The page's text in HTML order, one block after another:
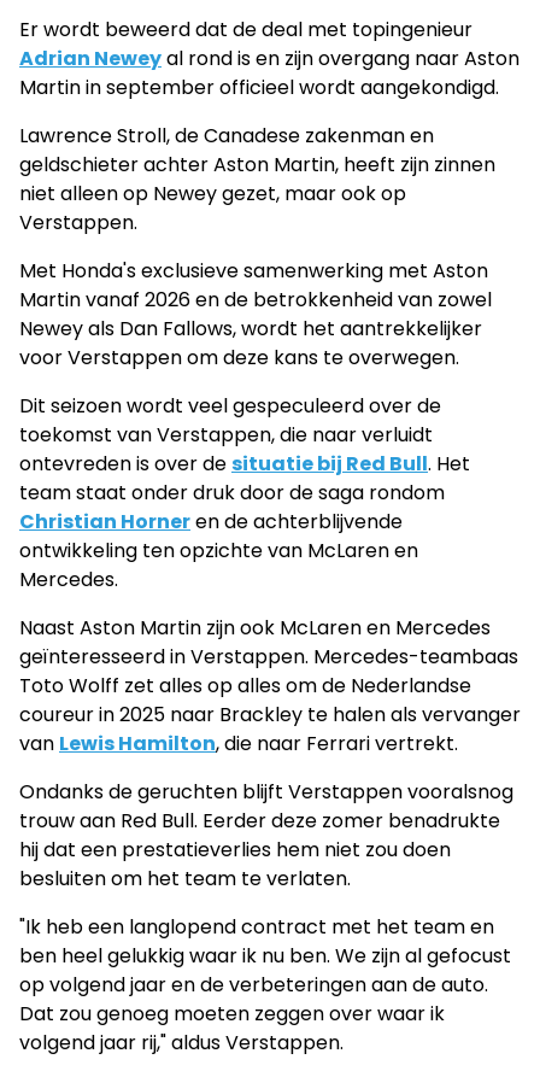
Er wordt beweerd dat de deal met topingenieur
Adrian Neweyal rond is en zijn overgang naar Aston
Martin in september officieel wordt aangekondigd.
Lawrence Stroll, de Canadese zakenman en
geldschieter achter Aston Martin, heeft zijn zinnen
niet alleen op Newey gezet, maar ook op
Verstappen.
Met Honda's exclusieve samenwerking met Aston
Martin vanaf 2026 en de betrokkenheid van zowel
Newey als Dan Fallows, wordt het aantrekkelijker
voor Verstappen om deze kans te overwegen.
Dit seizoen wordt veel gespeculeerd over de
toekomst van Verstappen, die naar verluidt
ontevreden is over desituatie bij Red Bull. Het
team staat onder druk door de saga rondom
Christian Horneren de achterblijvende
ontwikkeling ten opzichte van McLaren en
Mercedes.
Naast Aston Martin zijn ook McLaren en Mercedes
geïnteresseerd in Verstappen. Mercedes-teambaas
Toto Wolff zet alles op alles om de Nederlandse
coureur in 2025 naar Brackley te halen als vervanger
van Lewis Hamilton, die naar Ferrari vertrekt.
Ondanks de geruchten blijft Verstappen vooralsnog
trouw aan Red Bull. Eerder deze zomer benadrukte
hij dat een prestatieverlies hem niet zou doen
besluiten om het team te verlaten.
"Ik heb een langlopend contract met het team en
ben heel gelukkig waar ik nu ben. We zijn al gefocust
op volgend jaar en de verbeteringen aan de auto.
Dat zou genoeg moeten zeggen over waar ik
volgend jaar rij," aldus Verstappen.